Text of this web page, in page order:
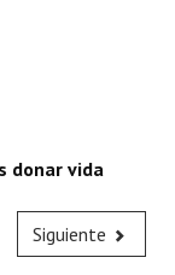
donar vida
Siguiente